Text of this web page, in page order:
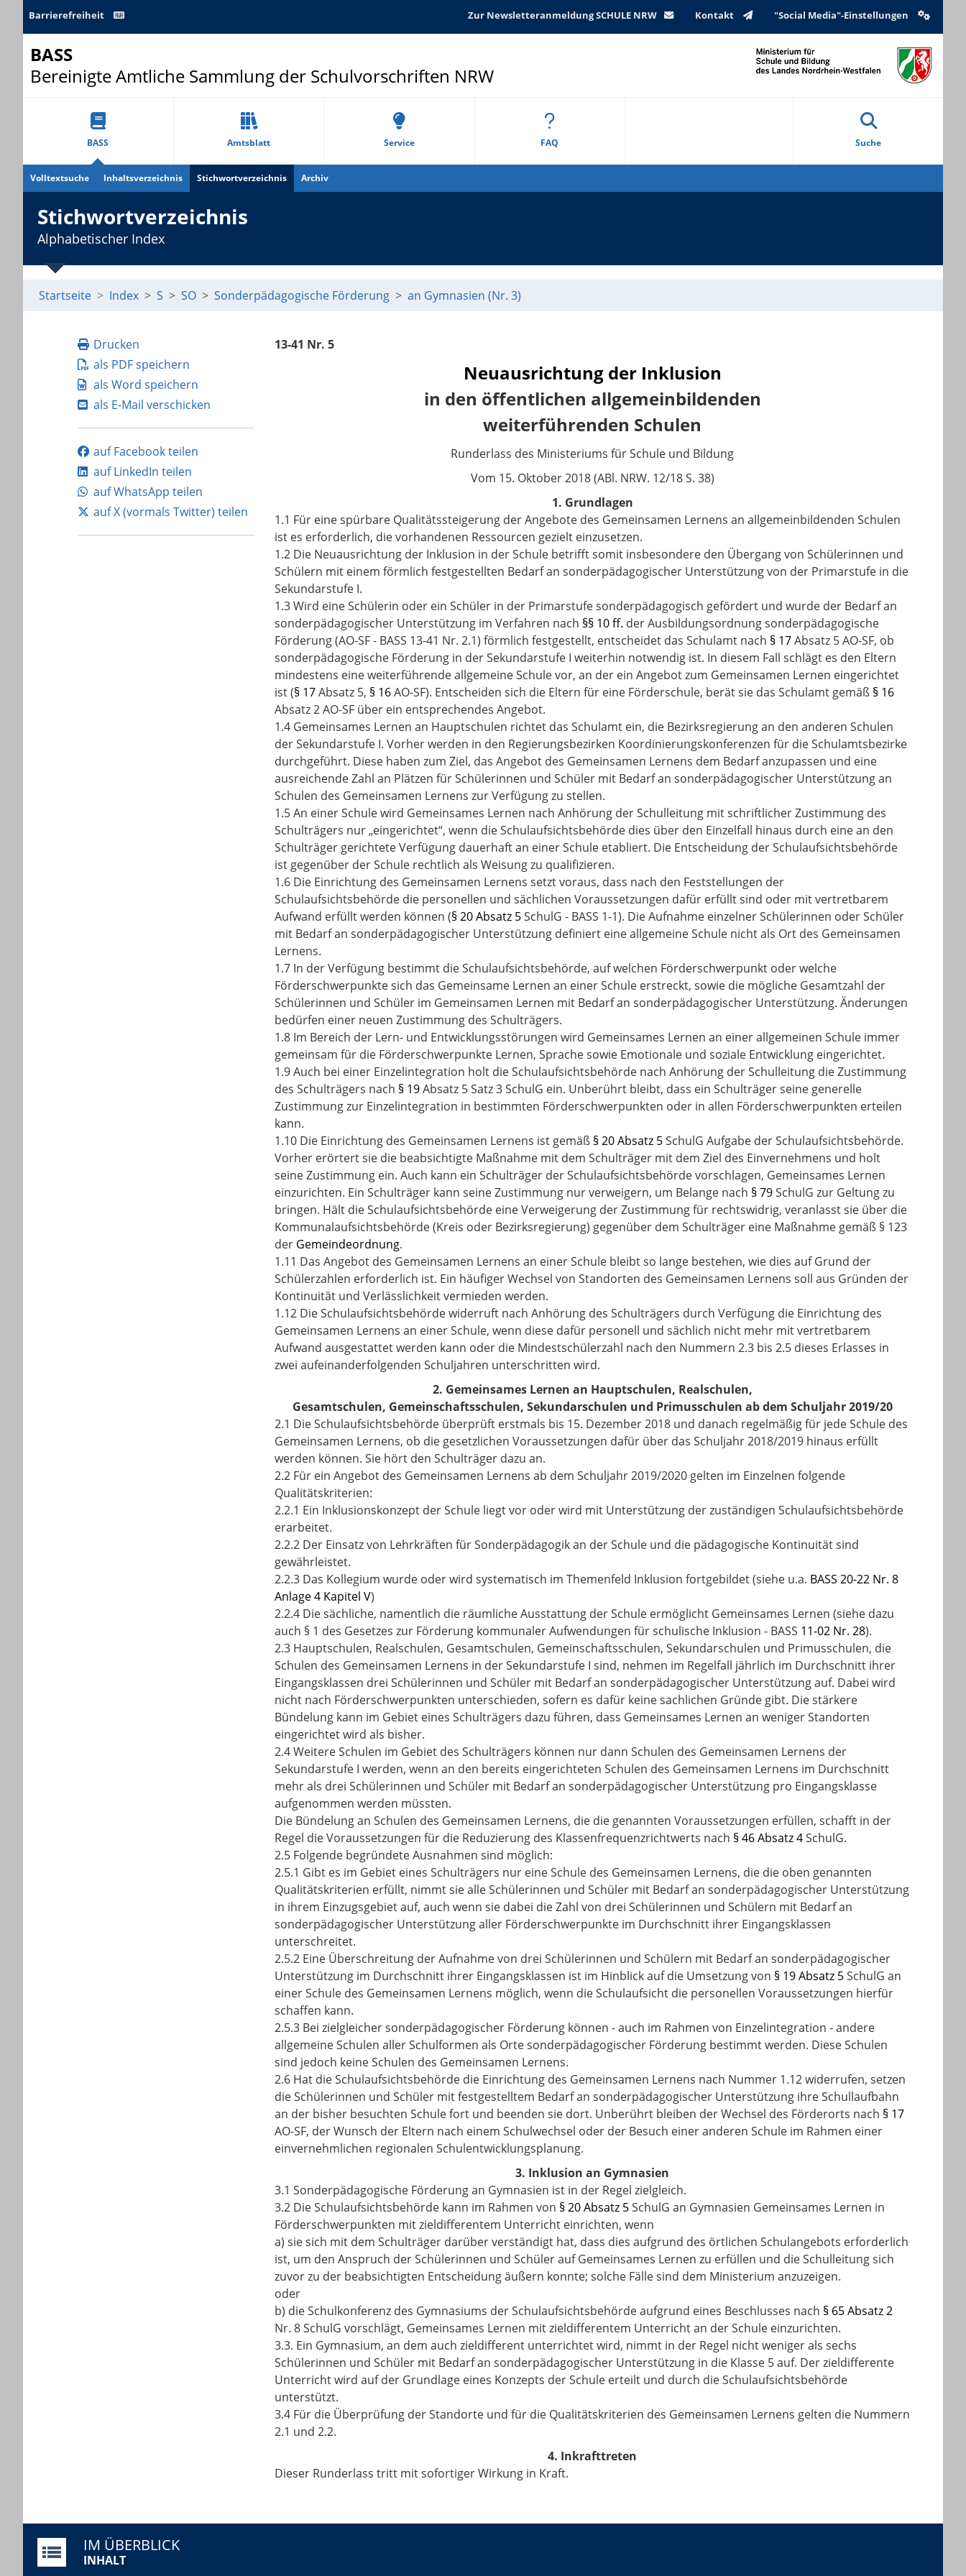
Barrierefreiheit Zur Newsletteranmeldung SCHULE NRW Kontakt "Social Media"-Einstellungen
BASS
Bereinigte Amtliche Sammlung der Schulvorschriften NRW
BASS Amtsblatt Service FAQ Suche
Volltextsuche Inhaltsverzeichnis Stichwortverzeichnis Archiv
Stichwortverzeichnis
Alphabetischer Index
Startseite Index S SO Sonderpädagogische Förderung an Gymnasien (Nr. 3)
Drucken
als PDF speichern
als Word speichern
als E-Mail verschicken
auf Facebook teilen
auf LinkedIn teilen
auf WhatsApp teilen
auf X (vormals Twitter) teilen
13-41 Nr. 5
Neuausrichtung der Inklusion
in den öffentlichen allgemeinbildenden
weiterführenden Schulen
Runderlass des Ministeriums für Schule und Bildung
Vom 15. Oktober 2018 (ABl. NRW. 12/18 S. 38)
1. Grundlagen
1.1 Für eine spürbare Qualitätssteigerung der Angebote des Gemeinsamen Lernens an allgemeinbildenden Schulen
ist es erforderlich, die vorhandenen Ressourcen gezielt einzusetzen.
1.2 Die Neuausrichtung der Inklusion in der Schule betrifft somit insbesondere den Übergang von Schülerinnen und
Schülern mit einem förmlich festgestellten Bedarf an sonderpädagogischer Unterstützung von der Primarstufe in die
Sekundarstufe I.
1.3 Wird eine Schülerin oder ein Schüler in der Primarstufe sonderpädagogisch gefördert und wurde der Bedarf an
sonderpädagogischer Unterstützung im Verfahren nach §§ 10 ff. der Ausbildungsordnung sonderpädagogische
Förderung (AO-SF - BASS 13-41 Nr. 2.1) förmlich festgestellt, entscheidet das Schulamt nach § 17Absatz 5 AO-SF, ob
sonderpädagogische Förderung in der Sekundarstufe I weiterhin notwendig ist. In diesem Fall schlägt es den Eltern
mindestens eine weiterführende allgemeine Schule vor, an der ein Angebot zum Gemeinsamen Lernen eingerichtet
ist (§ 17Absatz 5, § 16AO-SF). Entscheiden sich die Eltern für eine Förderschule, berät sie das Schulamt gemäß § 16
Absatz 2 AO-SF über ein entsprechendes Angebot.
1.4 Gemeinsames Lernen an Hauptschulen richtet das Schulamt ein, die Bezirksregierung an den anderen Schulen
der Sekundarstufe I. Vorher werden in den Regierungsbezirken Koordinierungskonferenzen für die Schulamtsbezirke
durchgeführt. Diese haben zum Ziel, das Angebot des Gemeinsamen Lernens dem Bedarf anzupassen und eine
ausreichende Zahl an Plätzen für Schülerinnen und Schüler mit Bedarf an sonderpädagogischer Unterstützung an
Schulen des Gemeinsamen Lernens zur Verfügung zu stellen.
1.5 An einer Schule wird Gemeinsames Lernen nach Anhörung der Schulleitung mit schriftlicher Zustimmung des
Schulträgers nur „eingerichtet“, wenn die Schulaufsichtsbehörde dies über den Einzelfall hinaus durch eine an den
Schulträger gerichtete Verfügung dauerhaft an einer Schule etabliert. Die Entscheidung der Schulaufsichtsbehörde
ist gegenüber der Schule rechtlich als Weisung zu qualifizieren.
1.6 Die Einrichtung des Gemeinsamen Lernens setzt voraus, dass nach den Feststellungen der
Schulaufsichtsbehörde die personellen und sächlichen Voraussetzungen dafür erfüllt sind oder mit vertretbarem
Aufwand erfüllt werden können (§ 20 Absatz 5SchulG - BASS 1-1). Die Aufnahme einzelner Schülerinnen oder Schüler
mit Bedarf an sonderpädagogischer Unterstützung definiert eine allgemeine Schule nicht als Ort des Gemeinsamen
Lernens.
1.7 In der Verfügung bestimmt die Schulaufsichtsbehörde, auf welchen Förderschwerpunkt oder welche
Förderschwerpunkte sich das Gemeinsame Lernen an einer Schule erstreckt, sowie die mögliche Gesamtzahl der
Schülerinnen und Schüler im Gemeinsamen Lernen mit Bedarf an sonderpädagogischer Unterstützung. Änderungen
bedürfen einer neuen Zustimmung des Schulträgers.
1.8 Im Bereich der Lern- und Entwicklungsstörungen wird Gemeinsames Lernen an einer allgemeinen Schule immer
gemeinsam für die Förderschwerpunkte Lernen, Sprache sowie Emotionale und soziale Entwicklung eingerichtet.
1.9 Auch bei einer Einzelintegration holt die Schulaufsichtsbehörde nach Anhörung der Schulleitung die Zustimmung
des Schulträgers nach § 19Absatz 5Satz 3 SchulG ein. Unberührt bleibt, dass ein Schulträger seine generelle
Zustimmung zur Einzelintegration in bestimmten Förderschwerpunkten oder in allen Förderschwerpunkten erteilen
kann.
1.10 Die Einrichtung des Gemeinsamen Lernens ist gemäß § 20 Absatz 5SchulG Aufgabe der Schulaufsichtsbehörde.
Vorher erörtert sie die beabsichtigte Maßnahme mit dem Schulträger mit dem Ziel des Einvernehmens und holt
seine Zustimmung ein. Auch kann ein Schulträger der Schulaufsichtsbehörde vorschlagen, Gemeinsames Lernen
einzurichten. Ein Schulträger kann seine Zustimmung nur verweigern, um Belange nach § 79SchulG zur Geltung zu
bringen. Hält die Schulaufsichtsbehörde eine Verweigerung der Zustimmung für rechtswidrig, veranlasst sie über die
Kommunalaufsichtsbehörde (Kreis oder Bezirksregierung) gegenüber dem Schulträger eine Maßnahme gemäß § 123
der Gemeindeordnung.
1.11 Das Angebot des Gemeinsamen Lernens an einer Schule bleibt so lange bestehen, wie dies auf Grund der
Schülerzahlen erforderlich ist. Ein häufiger Wechsel von Standorten des Gemeinsamen Lernens soll aus Gründen der
Kontinuität und Verlässlichkeit vermieden werden.
1.12 Die Schulaufsichtsbehörde widerruft nach Anhörung des Schulträgers durch Verfügung die Einrichtung des
Gemeinsamen Lernens an einer Schule, wenn diese dafür personell und sächlich nicht mehr mit vertretbarem
Aufwand ausgestattet werden kann oder die Mindestschülerzahl nach den Nummern 2.3 bis 2.5 dieses Erlasses in
zwei aufeinanderfolgenden Schuljahren unterschritten wird.
2. Gemeinsames Lernen an Hauptschulen, Realschulen,
Gesamtschulen, Gemeinschaftsschulen, Sekundarschulen und Primusschulen ab dem Schuljahr 2019/20
2.1 Die Schulaufsichtsbehörde überprüft erstmals bis 15. Dezember 2018 und danach regelmäßig für jede Schule des
Gemeinsamen Lernens, ob die gesetzlichen Voraussetzungen dafür über das Schuljahr 2018/2019 hinaus erfüllt
werden können. Sie hört den Schulträger dazu an.
2.2 Für ein Angebot des Gemeinsamen Lernens ab dem Schuljahr 2019/2020 gelten im Einzelnen folgende
Qualitätskriterien:
2.2.1 Ein Inklusionskonzept der Schule liegt vor oder wird mit Unterstützung der zuständigen Schulaufsichtsbehörde
erarbeitet.
2.2.2 Der Einsatz von Lehrkräften für Sonderpädagogik an der Schule und die pädagogische Kontinuität sind
gewährleistet.
2.2.3 Das Kollegium wurde oder wird systematisch im Themenfeld Inklusion fortgebildet (siehe u.a. BASS 20-22 Nr. 8
Anlage 4 Kapitel V)
2.2.4 Die sächliche, namentlich die räumliche Ausstattung der Schule ermöglicht Gemeinsames Lernen (siehe dazu
auch § 1 des Gesetzes zur Förderung kommunaler Aufwendungen für schulische Inklusion - BASS 11-02 Nr. 28).
2.3 Hauptschulen, Realschulen, Gesamtschulen, Gemeinschaftsschulen, Sekundarschulen und Primusschulen, die
Schulen des Gemeinsamen Lernens in der Sekundarstufe I sind, nehmen im Regelfall jährlich im Durchschnitt ihrer
Eingangsklassen drei Schülerinnen und Schüler mit Bedarf an sonderpädagogischer Unterstützung auf. Dabei wird
nicht nach Förderschwerpunkten unterschieden, sofern es dafür keine sachlichen Gründe gibt. Die stärkere
Bündelung kann im Gebiet eines Schulträgers dazu führen, dass Gemeinsames Lernen an weniger Standorten
eingerichtet wird als bisher.
2.4 Weitere Schulen im Gebiet des Schulträgers können nur dann Schulen des Gemeinsamen Lernens der
Sekundarstufe I werden, wenn an den bereits eingerichteten Schulen des Gemeinsamen Lernens im Durchschnitt
mehr als drei Schülerinnen und Schüler mit Bedarf an sonderpädagogischer Unterstützung pro Eingangsklasse
aufgenommen werden müssten.
Die Bündelung an Schulen des Gemeinsamen Lernens, die die genannten Voraussetzungen erfüllen, schafft in der
Regel die Voraussetzungen für die Reduzierung des Klassenfrequenzrichtwerts nach § 46 Absatz 4SchulG.
2.5 Folgende begründete Ausnahmen sind möglich:
2.5.1 Gibt es im Gebiet eines Schulträgers nur eine Schule des Gemeinsamen Lernens, die die oben genannten
Qualitätskriterien erfüllt, nimmt sie alle Schülerinnen und Schüler mit Bedarf an sonderpädagogischer Unterstützung
in ihrem Einzugsgebiet auf, auch wenn sie dabei die Zahl von drei Schülerinnen und Schülern mit Bedarf an
sonderpädagogischer Unterstützung aller Förderschwerpunkte im Durchschnitt ihrer Eingangsklassen
unterschreitet.
2.5.2 Eine Überschreitung der Aufnahme von drei Schülerinnen und Schülern mit Bedarf an sonderpädagogischer
Unterstützung im Durchschnitt ihrer Eingangsklassen ist im Hinblick auf die Umsetzung von § 19 Absatz 5SchulG an
einer Schule des Gemeinsamen Lernens möglich, wenn die Schulaufsicht die personellen Voraussetzungen hierfür
schaffen kann.
2.5.3 Bei zielgleicher sonderpädagogischer Förderung können - auch im Rahmen von Einzelintegration - andere
allgemeine Schulen aller Schulformen als Orte sonderpädagogischer Förderung bestimmt werden. Diese Schulen
sind jedoch keine Schulen des Gemeinsamen Lernens.
2.6 Hat die Schulaufsichtsbehörde die Einrichtung des Gemeinsamen Lernens nach Nummer 1.12 widerrufen, setzen
die Schülerinnen und Schüler mit festgestelltem Bedarf an sonderpädagogischer Unterstützung ihre Schullaufbahn
an der bisher besuchten Schule fort und beenden sie dort. Unberührt bleiben der Wechsel des Förderorts nach § 17
AO-SF, der Wunsch der Eltern nach einem Schulwechsel oder der Besuch einer anderen Schule im Rahmen einer
einvernehmlichen regionalen Schulentwicklungsplanung.
3. Inklusion an Gymnasien
3.1 Sonderpädagogische Förderung an Gymnasien ist in der Regel zielgleich.
3.2 Die Schulaufsichtsbehörde kann im Rahmen von § 20 Absatz 5SchulG an Gymnasien Gemeinsames Lernen in
Förderschwerpunkten mit zieldifferentem Unterricht einrichten, wenn
a) sie sich mit dem Schulträger darüber verständigt hat, dass dies aufgrund des örtlichen Schulangebots erforderlich
ist, um den Anspruch der Schülerinnen und Schüler auf Gemeinsames Lernen zu erfüllen und die Schulleitung sich
zuvor zu der beabsichtigten Entscheidung äußern konnte; solche Fälle sind dem Ministerium anzuzeigen.
oder
b) die Schulkonferenz des Gymnasiums der Schulaufsichtsbehörde aufgrund eines Beschlusses nach § 65 Absatz 2
Nr. 8 SchulG vorschlägt, Gemeinsames Lernen mit zieldifferentem Unterricht an der Schule einzurichten.
3.3. Ein Gymnasium, an dem auch zieldifferent unterrichtet wird, nimmt in der Regel nicht weniger als sechs
Schülerinnen und Schüler mit Bedarf an sonderpädagogischer Unterstützung in die Klasse 5 auf. Der zieldifferente
Unterricht wird auf der Grundlage eines Konzepts der Schule erteilt und durch die Schulaufsichtsbehörde
unterstützt.
3.4 Für die Überprüfung der Standorte und für die Qualitätskriterien des Gemeinsamen Lernens gelten die Nummern
2.1 und 2.2.
4. Inkrafttreten
Dieser Runderlass tritt mit sofortiger Wirkung in Kraft.
IM ÜBERBLICK
INHALT